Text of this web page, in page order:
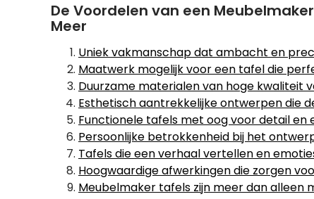
De Voordelen van een
Meer
Uniek vakmanschap dat ambacht en
Maatwerk mogelijk voor een tafel die
Duurzame materialen van hoge kwaliteit
Esthetisch aantrekkelijke ontwerpen die
Functionele tafels met oog voor detail en
Persoonlijke betrokkenheid bij het
Tafels die een verhaal vertellen en
Hoogwaardige afwerkingen die zorgen
Meubelmaker tafels zijn meer dan alleen